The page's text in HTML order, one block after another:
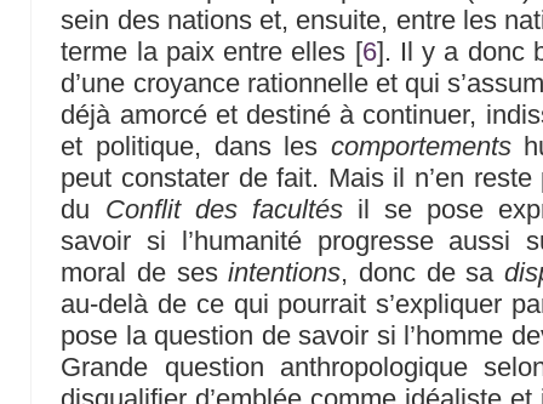
sein des nations et, ensuite, entre les
terme la paix entre elles [6]. Il y a donc
d’une croyance rationnelle et qui
déjà amorcé et destiné à continuer,
et politique, dans les comportements
peut constater de fait. Mais il n’en
du Conflit des facultésil se pose
savoir si l’humanité progresse aussi
moral de sesintentions, donc de sa
au-delà de ce qui pourrait s’expliquer
pose la question de savoir si l’homme
Grande question anthropologique